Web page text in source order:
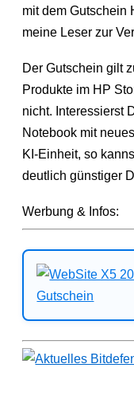
mit dem Gutschein
meine Leser zur
Der Gutschein gilt
Produkte im HP
nicht. Interessierst
Notebook mit
KI-Einheit, so
deutlich günstiger
Werbung & Infos: